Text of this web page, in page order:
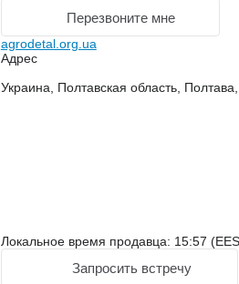
Перезвоните мне
agrodetal.org.ua
Адрес
Украина, Полтавская область,
Локальное время продавца: 15:57
Запросить встречу